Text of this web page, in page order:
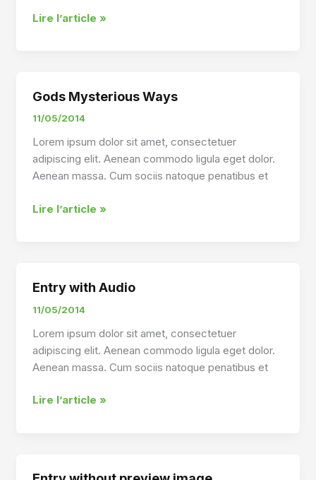
Why
Lire l’article »
Gods Mysterious Ways
11/05/2014
Lorem ipsum dolor sit amet, consectetuer
adipiscing elit. Aenean commodo ligula eget dolor.
Aenean massa. Cum sociis natoque penatibus et
Gods
Lire l’article »
Entry with Audio
11/05/2014
Lorem ipsum dolor sit amet, consectetuer
adipiscing elit. Aenean commodo ligula eget dolor.
Aenean massa. Cum sociis natoque penatibus et
Entry
Lire l’article »